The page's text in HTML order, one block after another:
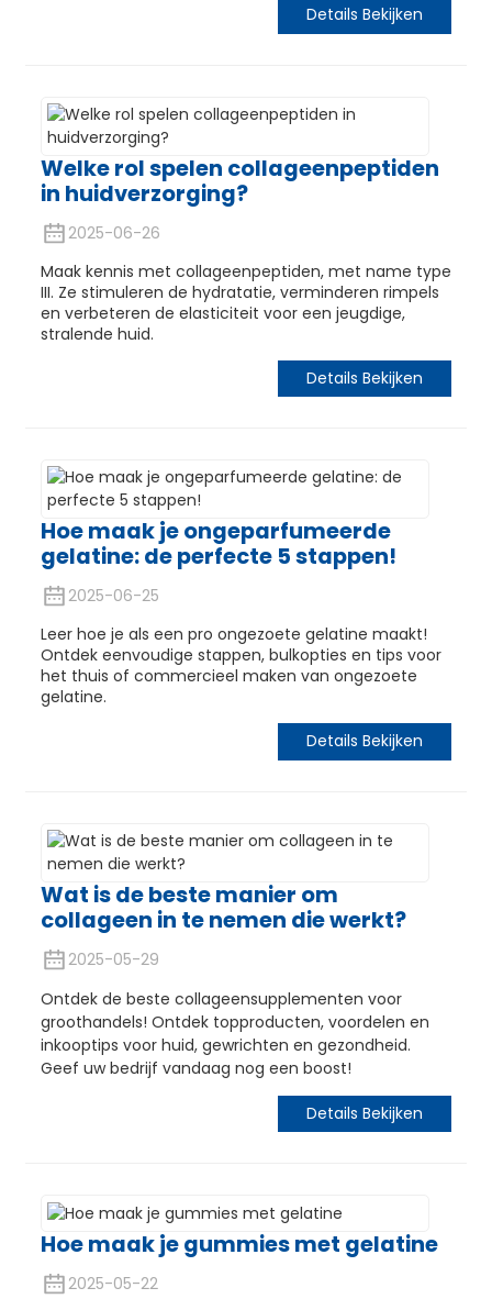
Details Bekijken
Welke rol spelen collageenpeptiden
in huidverzorging?
2025-06-26
Maak kennis met collageenpeptiden, met name type
III. Ze stimuleren de hydratatie, verminderen rimpels
en verbeteren de elasticiteit voor een jeugdige,
stralende huid.
Details Bekijken
Hoe maak je ongeparfumeerde
gelatine: de perfecte 5 stappen!
2025-06-25
Leer hoe je als een pro ongezoete gelatine maakt!
Ontdek eenvoudige stappen, bulkopties en tips voor
het thuis of commercieel maken van ongezoete
gelatine.
Details Bekijken
Wat is de beste manier om
collageen in te nemen die werkt?
2025-05-29
Ontdek de beste collageensupplementen voor
groothandels! Ontdek topproducten, voordelen en
inkooptips voor huid, gewrichten en gezondheid.
Geef uw bedrijf vandaag nog een boost!
Details Bekijken
Hoe maak je gummies met gelatine
2025-05-22